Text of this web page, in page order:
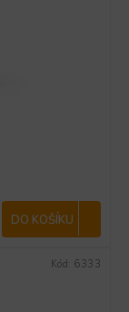
DO KOŠÍKU
Kód: 6333